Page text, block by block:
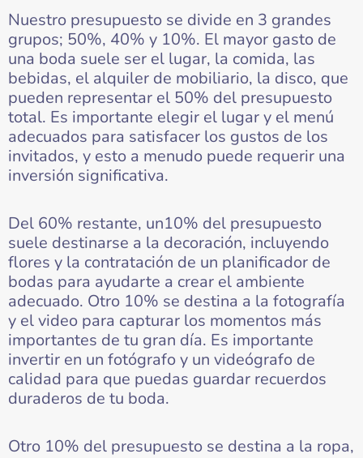
Nuestro presupuesto se divide en 3 grandes
grupos; 50%, 40% y 10%. El mayor gasto de
una boda suele ser el lugar, la comida, las
bebidas, el alquiler de mobiliario, la disco, que
pueden representar el 50% del presupuesto
total. Es importante elegir el lugar y el menú
adecuados para satisfacer los gustos de los
invitados, y esto a menudo puede requerir una
inversión significativa.
Del 60% restante, un10% del presupuesto
suele destinarse a la decoración, incluyendo
flores y la contratación de un planificador de
bodas para ayudarte a crear el ambiente
adecuado. Otro 10% se destina a la fotografía
y el video para capturar los momentos más
importantes de tu gran día. Es importante
invertir en un fotógrafo y un videógrafo de
calidad para que puedas guardar recuerdos
duraderos de tu boda.
Otro 10% del presupuesto se destina a la ropa,